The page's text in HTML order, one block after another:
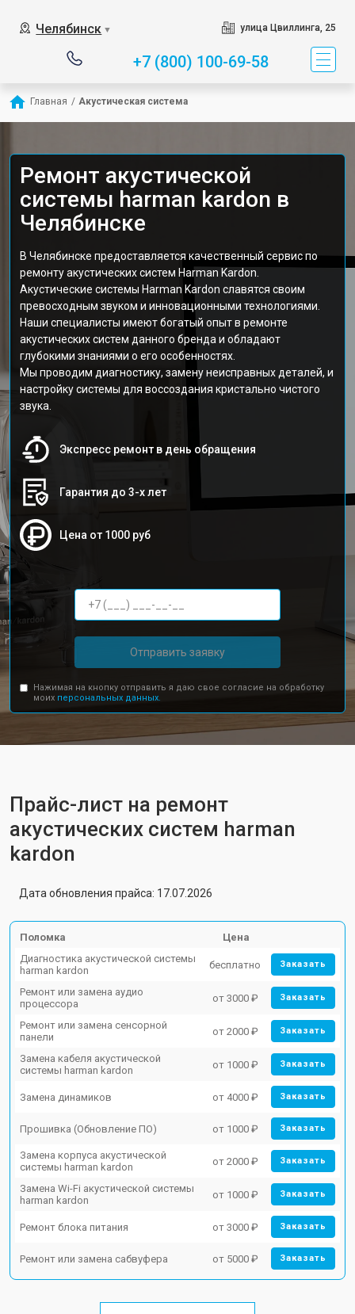
Челябинск ▼ улица Цвиллинга, 25
+7 (800) 100-69-58
Главная / Акустическая система
Ремонт акустической
системы harman kardon в
Челябинске
В Челябинске предоставляется качественный сервис по
ремонту акустических систем Harman Kardon.
Акустические системы Harman Kardon славятся своим
превосходным звуком и инновационными технологиями.
Наши специалисты имеют богатый опыт в ремонте
акустических систем данного бренда и обладают
глубокими знаниями о его особенностях.
Мы проводим диагностику, замену неисправных деталей, и
настройку системы для воссоздания кристально чистого
звука.
Экспресс ремонт в день обращения
Гарантия до 3-х лет
Цена от 1000 руб
Отправить заявку
Нажимая на кнопку отправить я даю свое согласие на обработку
моих персональных данных.
Прайс-лист на ремонт
акустических систем harman
kardon
Дата обновления прайса: 17.07.2026
Поломка
Цена
Диагностика акустической системы
harman kardon
бесплатно Заказать
Ремонт или замена аудио
процессора
от 3000 ₽ Заказать
Ремонт или замена сенсорной
панели
от 2000 ₽ Заказать
Замена кабеля акустической
системы harman kardon
от 1000 ₽ Заказать
Замена динамиков от 4000 ₽ Заказать
Прошивка (Обновление ПО) от 1000 ₽ Заказать
Замена корпуса акустической
системы harman kardon
от 2000 ₽ Заказать
Замена Wi-Fi акустической системы
harman kardon
от 1000 ₽ Заказать
Ремонт блока питания от 3000 ₽ Заказать
Ремонт или замена сабвуфера от 5000 ₽ Заказать